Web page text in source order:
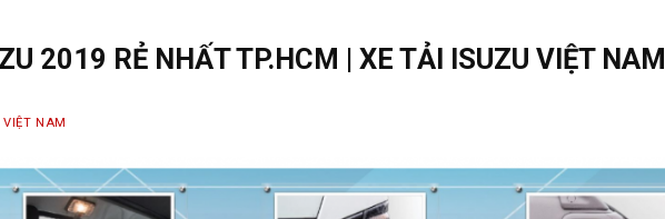
2019 RẺ NHẤT TP.HCM | XE TẢI ISUZU VIỆT NAM
VIỆT NAM